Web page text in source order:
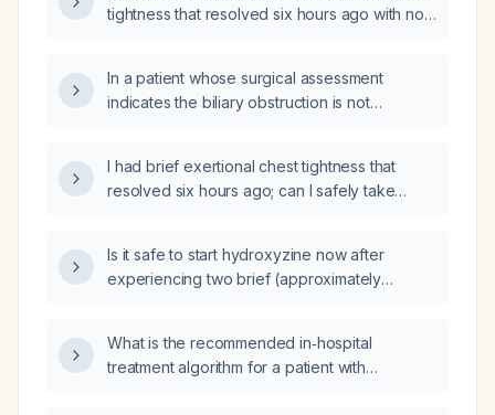
tightness that resolved six hours ago with no
at bedtime, or do I need an immediate
in‑person cardiac evaluation?
In a patient whose surgical assessment
indicates the biliary obstruction is not
I had brief exertional chest tightness that
resolved six hours ago; can I safely take
Is it safe to start hydroxyzine now after
experiencing two brief (approximately
What is the recommended in‑hospital
treatment algorithm for a patient with